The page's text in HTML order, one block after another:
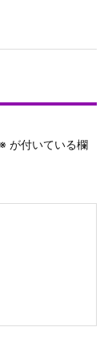
※ が付いている欄